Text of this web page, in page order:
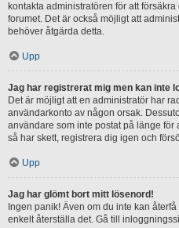
kontakta administratören för att
forumet. Det är också möjligt att
behöver åtgärda detta.
Upp
Jag har registrerat mig men kan inte
Det är möjligt att en administratör har
användarkonto av någon orsak.
användare som inte postat på länge
så har skett, registrera dig igen och
Upp
Jag har glömt bort mitt lösenord!
Ingen panik! Även om du inte kan
enkelt återställa det. Gå till